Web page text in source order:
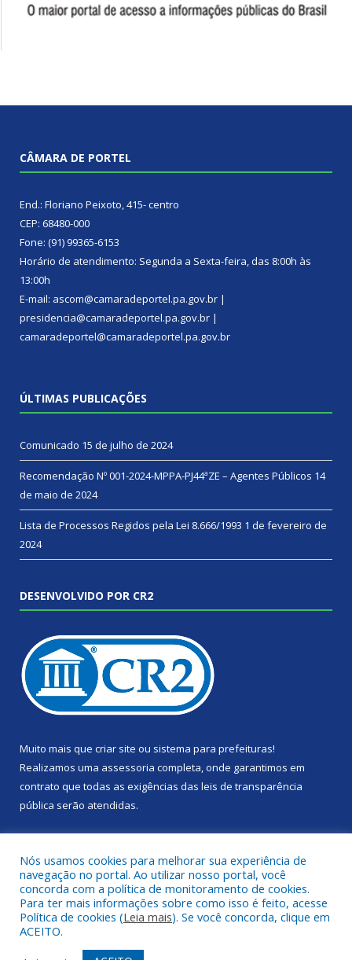
CÂMARA DE PORTEL
End.: Floriano Peixoto, 415- centro
CEP: 68480-000
Fone: (91) 99365-6153
Horário de atendimento: Segunda a Sexta-feira, das 8:00h às
13:00h
E-mail: ascom@camaradeportel.pa.gov.br |
presidencia@camaradeportel.pa.gov.br |
camaradeportel@camaradeportel.pa.gov.br
ÚLTIMAS PUBLICAÇÕES
Comunicado 15 de julho de 2024
Recomendação Nº 001-2024-MPPA-PJ44ªZE – Agentes Públicos 14
de maio de 2024
Lista de Processos Regidos pela Lei 8.666/1993 1 de fevereiro de
2024
DESENVOLVIDO POR CR2
Muito mais que criar site ou sistema para prefeituras!
Realizamos uma assessoria completa, onde garantimos em
contrato que todas as exigências das leis de transparência
pública serão atendidas.
Todos os direitos reservados a Câmara Municipal de Portel.
Nós usamos cookies para melhorar sua experiência de
navegação no portal. Ao utilizar nosso portal, você
concorda com a política de monitoramento de cookies.
Para ter mais informações sobre como isso é feito, acesse
Política de cookies (Leia mais). Se você concorda, clique em
ACEITO.